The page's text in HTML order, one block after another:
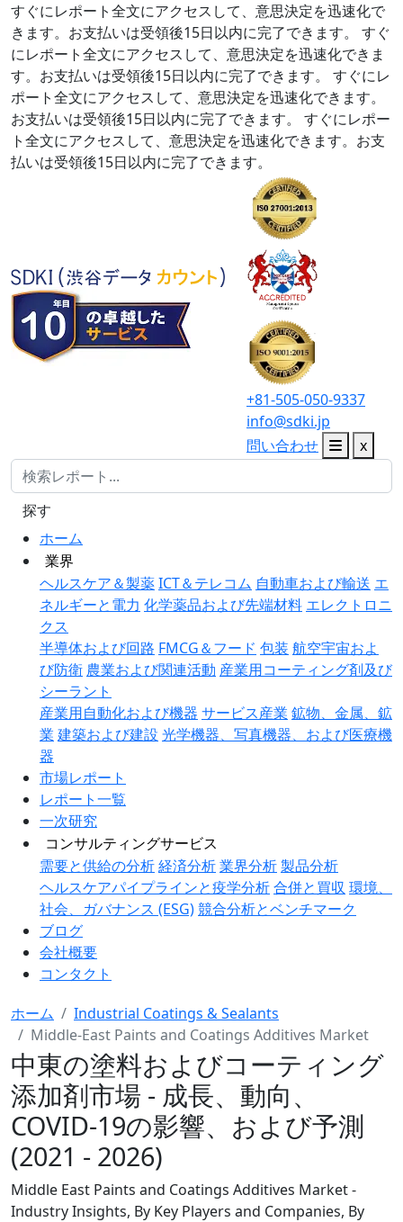
すぐにレポート全文にアクセスして、意思決定を迅速化で
きます。お支払いは受領後15日以内に完了できます。
すぐ
にレポート全文にアクセスして、意思決定を迅速化できま
す。お支払いは受領後15日以内に完了できます。
すぐにレ
ポート全文にアクセスして、意思決定を迅速化できます。
お支払いは受領後15日以内に完了できます。
すぐにレポー
ト全文にアクセスして、意思決定を迅速化できます。お支
払いは受領後15日以内に完了できます。
+81-505-050-9337
info@sdki.jp
問い合わせ
x
ホーム
業界
ヘルスケア＆製薬ICT＆テレコム 自動車および輸送 エ
ネルギーと電力 化学薬品および先端材料 エレクトロニ
クス
半導体および回路 FMCG＆フード 包装 航空宇宙およ
び防衛 農業および関連活動 産業用コーティング剤及び
シーラント
産業用自動化および機器 サービス産業 鉱物、金属、鉱
業 建築および建設 光学機器、写真機器、および医療機
器
市場レポート
レポート一覧
一次研究
コンサルティングサービス
需要と供給の分析経済分析業界分析製品分析
ヘルスケアパイプラインと疫学分析合併と買収 環境、
社会、ガバナンス (ESG)競合分析とベンチマーク
ブログ
会社概要
コンタクト
探す
ホーム
Industrial Coatings & Sealants
Middle-East Paints and Coatings Additives Market
中東の塗料およびコーティング
添加剤市場 - 成長、動向、
COVID-19の影響、および予測
(2021 - 2026)
Middle East Paints and Coatings Additives Market -
Industry Insights, By Key Players and Companies, By